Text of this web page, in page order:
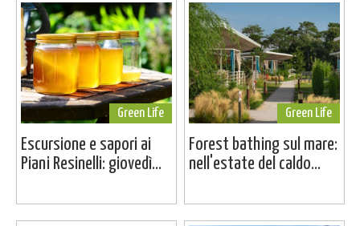
Green Life
Escursione e sapori ai
Piani Resinelli: giovedì...
Green Life
Forest bathing sul mare:
nell'estate del caldo...